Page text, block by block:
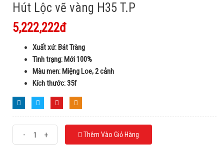
Hút Lộc vẽ vàng H35 T.P
5,222,222đ
Xuất xứ: Bát Tràng
Tình trạng: Mới 100%
Màu men: Miệng Loe, 2 cảnh
Kích thước: 35f
- + Thêm Vào Giỏ Hàng